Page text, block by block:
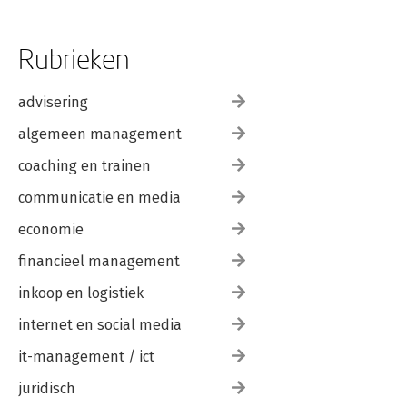
Rubrieken
advisering
algemeen management
coaching en trainen
communicatie en media
economie
financieel management
inkoop en logistiek
internet en social media
it-management / ict
juridisch